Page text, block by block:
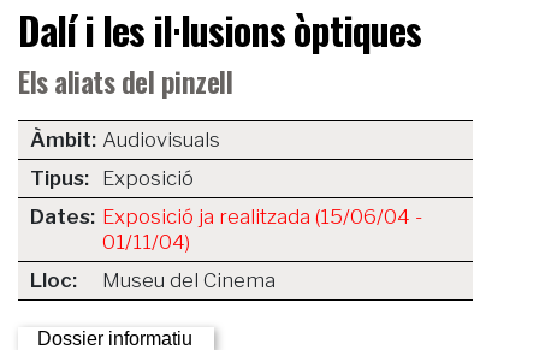
Dalí i les il·lusions òptiques
Els aliats del pinzell
Àmbit: Audiovisuals
Tipus: Exposició
Dates: Exposició ja realitzada (15/06/04 -
01/11/04)
Lloc:
Museu del Cinema
Dossier informatiu